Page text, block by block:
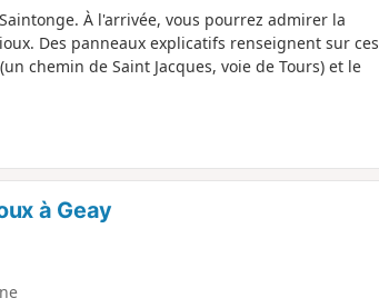
À l'arrivée, vous pourrez admirer la
Des panneaux explicatifs renseignent sur ces
chemin de Saint Jacques, voie de Tours) et le
à Geay